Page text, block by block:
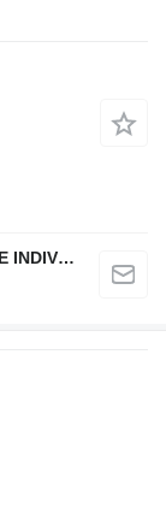
SZENTMIKLOSI ADALBERT ÎNTREPRINDERE INDIVIDUALĂ